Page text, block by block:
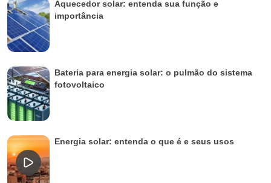
Aquecedor solar: entenda sua função e
importância
Bateria para energia solar: o pulmão do sistema
fotovoltaico
Energia solar: entenda o que é e seus usos